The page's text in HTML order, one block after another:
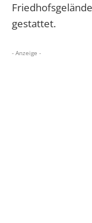
gestattet.
- Anzeige -